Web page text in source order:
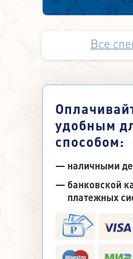
Все
удобным
способом:
наличными
банковской
платежных